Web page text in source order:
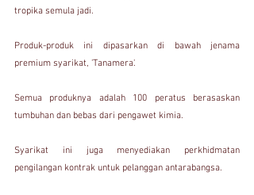
tropika semula jadi.
Produk-produk ini dipasarkan di bawah jenama
premium syarikat, 'Tanamera'.
Semua produknya adalah 100 peratus berasaskan
tumbuhan dan bebas dari pengawet kimia.
Syarikat ini juga menyediakan perkhidmatan
pengilangan kontrak untuk pelanggan antarabangsa.